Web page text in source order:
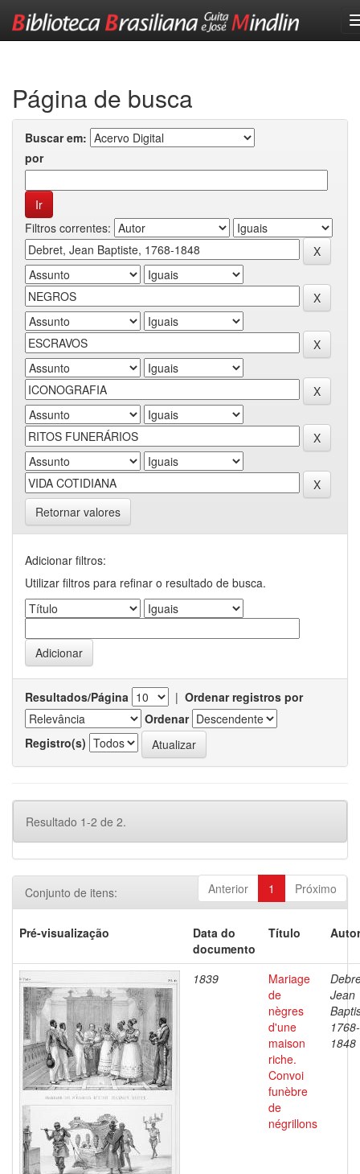
Página de busca
Buscar em:
por
Filtros correntes:
Retornar valores
Adicionar filtros:
Utilizar filtros para refinar o resultado de busca.
Resultados/Página | Ordenar registros por
Ordenar
Registro(s)
Resultado 1-2 de 2.
Anterior 1 Próximo
Conjunto de itens:
Pré-visualização
Data do
documento
Título
1839
Mariage
de
nègres
d'une
maison
riche.
Convoi
funèbre
de
négrillons
Jean
1768-
1848